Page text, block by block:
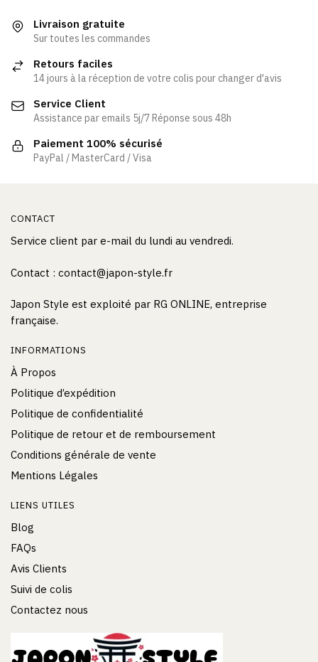
Livraison gratuite
Sur toutes les commandes
Retours faciles
14 jours à la réception de votre colis pour changer d'avis
Service Client
Assistance par emails 5j/7 Réponse sous 48h
Paiement 100% sécurisé
PayPal / MasterCard / Visa
CONTACT
Service client par e-mail du lundi au vendredi.
Contact : contact@japon-style.fr
Japon Style est exploité par RG ONLINE, entreprise
française.
INFORMATIONS
À Propos
Politique d’expédition
Politique de confidentialité
Politique de retour et de remboursement
Conditions générale de vente
Mentions Légales
LIENS UTILES
Blog
FAQs
Avis Clients
Suivi de colis
Contactez nous